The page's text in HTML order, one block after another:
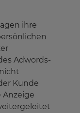
ihre
Adwords-
Kunde
Anzeige